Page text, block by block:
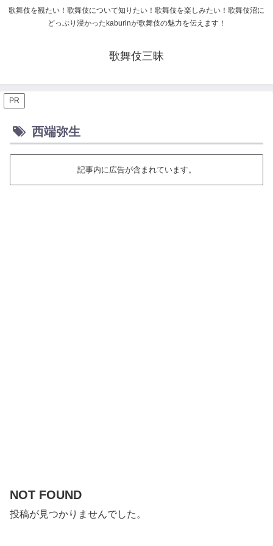
歌舞伎を観たい！歌舞伎について知りたい！歌舞伎を楽しみたい！歌舞伎沼に
どっぷり浸かったkaburinが歌舞伎の魅力を伝えます！
歌舞伎三昧
PR
西端弥生
記事内に広告が含まれています。
NOT FOUND
投稿が見つかりませんでした。